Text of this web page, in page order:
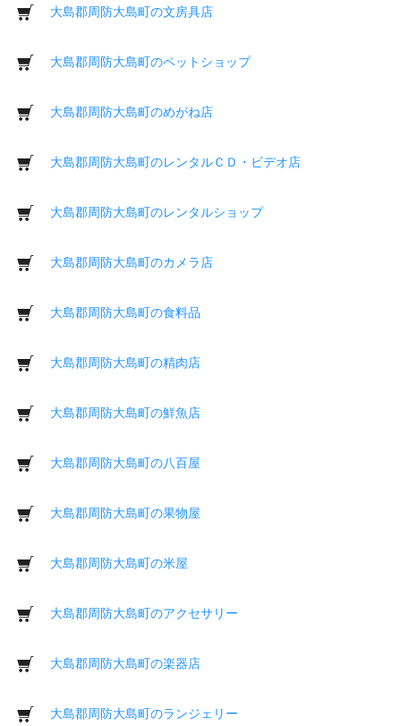
大島郡周防大島町の文房具店
大島郡周防大島町のペットショップ
大島郡周防大島町のめがね店
大島郡周防大島町のレンタルＣＤ・ビデオ店
大島郡周防大島町のレンタルショップ
大島郡周防大島町のカメラ店
大島郡周防大島町の食料品
大島郡周防大島町の精肉店
大島郡周防大島町の鮮魚店
大島郡周防大島町の八百屋
大島郡周防大島町の果物屋
大島郡周防大島町の米屋
大島郡周防大島町のアクセサリー
大島郡周防大島町の楽器店
大島郡周防大島町のランジェリー